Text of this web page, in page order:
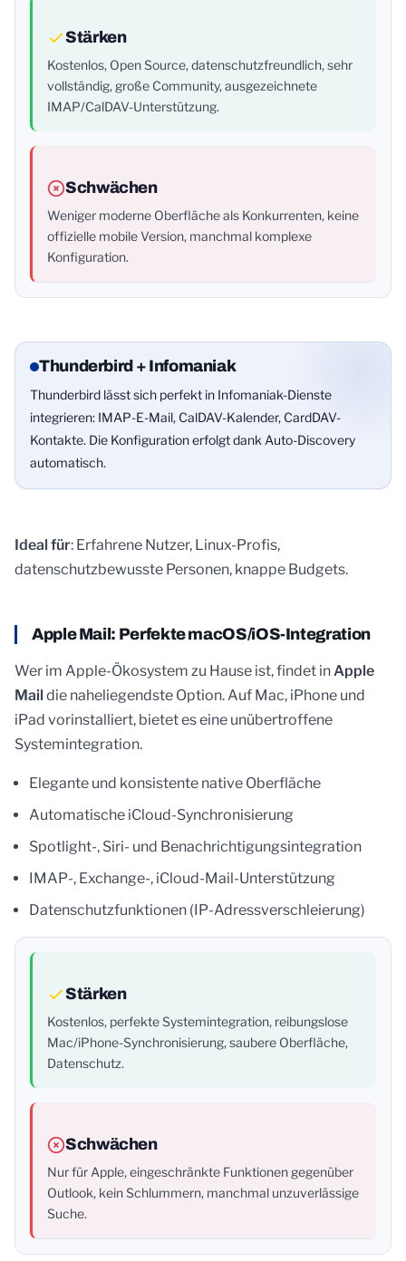
Stärken
Kostenlos, Open Source, datenschutzfreundlich, sehr
vollständig, große Community, ausgezeichnete
IMAP/CalDAV-Unterstützung.
Schwächen
Weniger moderne Oberfläche als Konkurrenten, keine
offizielle mobile Version, manchmal komplexe
Konfiguration.
Thunderbird + Infomaniak
Thunderbird lässt sich perfekt in Infomaniak-Dienste
integrieren: IMAP-E-Mail, CalDAV-Kalender, CardDAV-
Kontakte. Die Konfiguration erfolgt dank Auto-Discovery
automatisch.
Ideal für: Erfahrene Nutzer, Linux-Profis,
datenschutzbewusste Personen, knappe Budgets.
Apple Mail: Perfekte macOS/iOS-Integration
Wer im Apple-Ökosystem zu Hause ist, findet inApple
Mail die naheliegendste Option. Auf Mac, iPhone und
iPad vorinstalliert, bietet es eine unübertroffene
Systemintegration.
Elegante und konsistente native Oberfläche
Automatische iCloud-Synchronisierung
Spotlight-, Siri- und Benachrichtigungsintegration
IMAP-, Exchange-, iCloud-Mail-Unterstützung
Datenschutzfunktionen (IP-Adressverschleierung)
Stärken
Kostenlos, perfekte Systemintegration, reibungslose
Mac/iPhone-Synchronisierung, saubere Oberfläche,
Datenschutz.
Schwächen
Nur für Apple, eingeschränkte Funktionen gegenüber
Outlook, kein Schlummern, manchmal unzuverlässige
Suche.